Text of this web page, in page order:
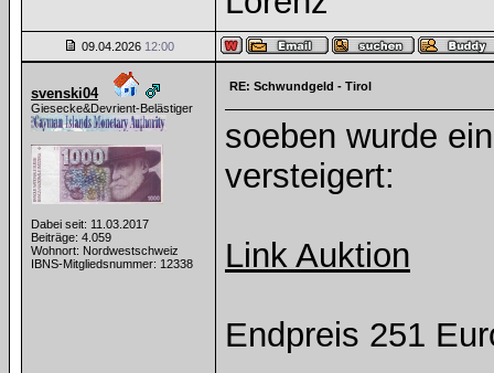
09.04.2026 12:00
svenski04
Giesecke&Devrient-Belästiger
Dabei seit: 11.03.2017
Beiträge: 4.059
Wohnort: Nordwestschweiz
IBNS-Mitgliedsnummer: 12338
RE: Schwundgeld - Tirol
soeben wurde
versteigert:
Link Auktion
Endpreis 251